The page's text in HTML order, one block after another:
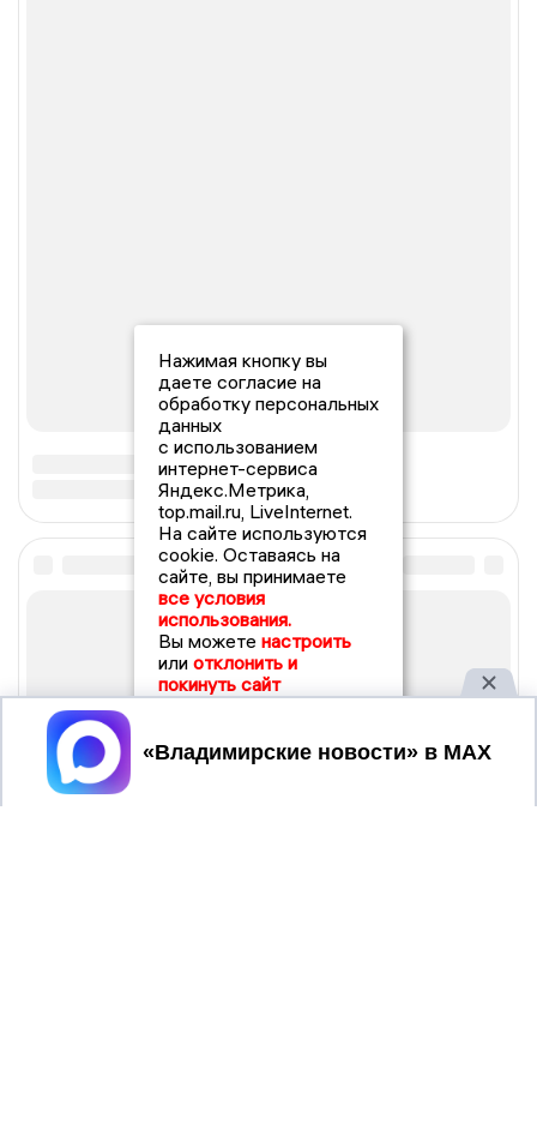
Нажимая кнопку вы
даете согласие на
обработку персональных
данных
с использованием
интернет-сервиса
Яндекс.Метрика,
top.mail.ru, LiveInternet.
На сайте используются
cookie. Оставаясь на
сайте, вы принимаете
все условия
использования.
Вы можете настроить
или отклонить и
покинуть сайт
Принять